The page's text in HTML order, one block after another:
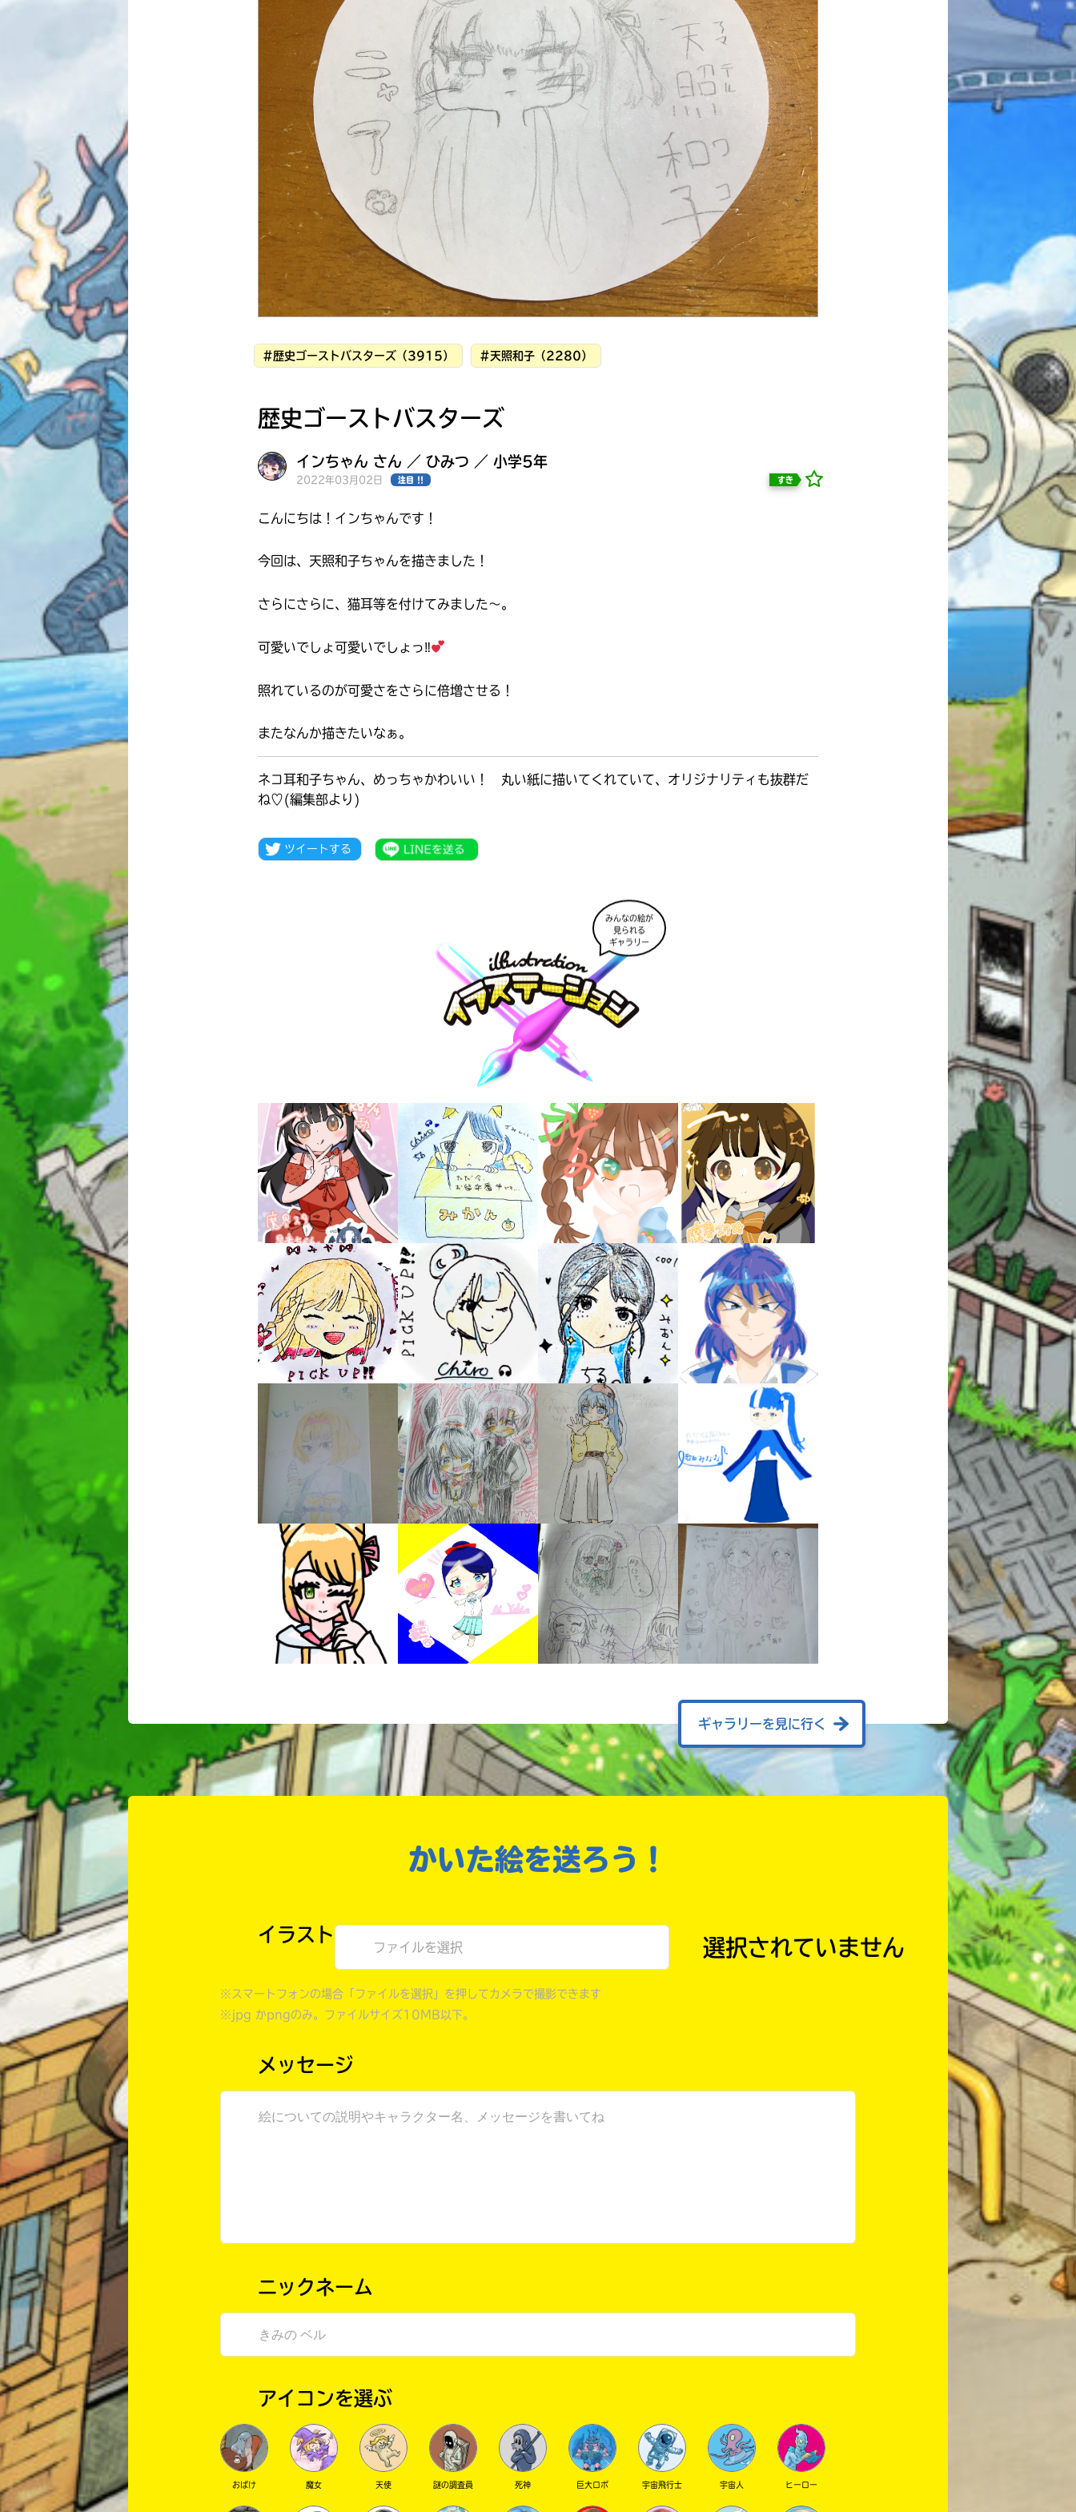
Loading...
読みたい本が
見つかる
みんなとおしゃべり
できる掲示板
出会える
キミノラジオ配信中！
ギャラリー
書店に届いた
キーワードから探す
オフィシャルアカウント
SNSでシェアする
歴史ゴーストバスターズ
#歴史ゴーストバスターズ（3915） #天照和子（2280）
インちゃん さん ／ ひみつ ／ 小学5年
2022年03月02日 注目 !! すき
こんにちは！インちゃんです！
今回は、天照和子ちゃんを描きました！
さらにさらに、猫耳等を付けてみました〜。
可愛いでしょ可愛いでしょっ‼︎
照れているのが可愛さをさらに倍増させる！
またなんか描きたいなぁ。
ネコ耳和子ちゃん、めっちゃかわいい！ 丸い紙に描いてくれていて、オリジナリティも抜群だ
ね♡(編集部より)
みんなの絵が
見られる
ギャラリー
ギャラリーを見に行く
かいた絵を送ろう！
イラスト
ファイルを選択
※スマートフォンの場合「ファイルを選択」を押してカメラで撮影できます
※jpg かpngのみ。ファイルサイズ10MB以下。
メッセージ
ニックネーム
アイコンを選ぶ
おばけ 魔女 天使 謎の調査員 死神 巨大ロボ 宇宙飛行士 宇宙人 ヒーロー
入
力
内
に
ラ
ー
が
あ
る
の
で、
も
一
度
確
認
て
ね
戻る